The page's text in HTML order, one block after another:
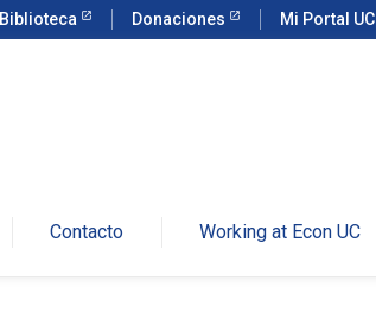
Biblioteca Donaciones Mi Portal UC
Contacto Working at Econ UC